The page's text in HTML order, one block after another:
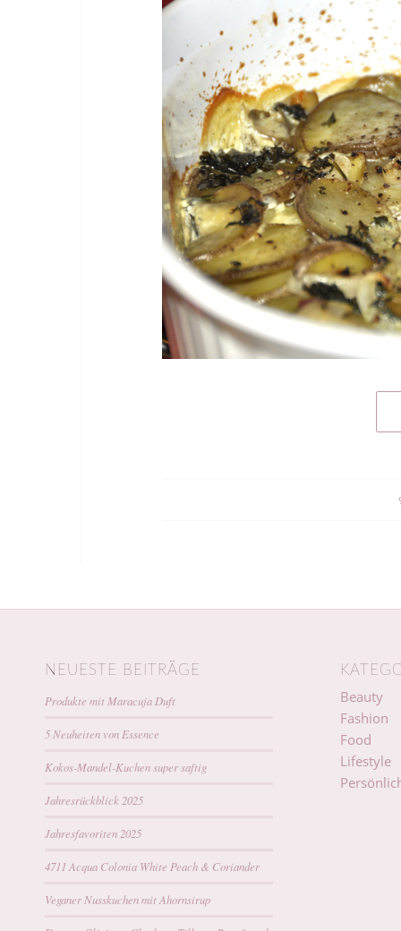
NEUESTE BEITRÄGE
Produkte mit Maracuja Duft
5 Neuheiten von Essence
Kokos-Mandel-Kuchen super saftig
Jahresrückblick 2025
Jahresfavoriten 2025
4711 Acqua Colonia White Peach & Coriander
Veganer Nusskuchen mit Ahornsirup
Beauty
Fashion
Food
Lifestyle